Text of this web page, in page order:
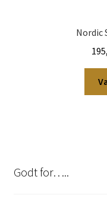
Nordic
Godt for…..